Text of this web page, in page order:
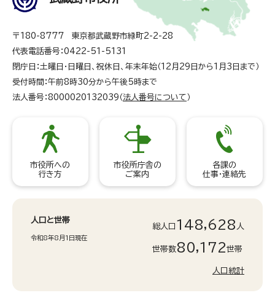
〒180-8777 東京都武蔵野市緑町2-2-28
代表電話番号：0422-51-5131
閉庁日：土曜日・日曜日、祝休日、年末年始（12月29日から1月3日まで）
受付時間：午前8時30分から午後5時まで
法人番号：8000020132039（ 法人番号について ）
市役所への
行き方
市役所庁舎の
ご案内
各課の
仕事・連絡先
人口と世帯
令和8年8月1日現在
総人口 148,628 人
世帯数80,172世帯
人口統計